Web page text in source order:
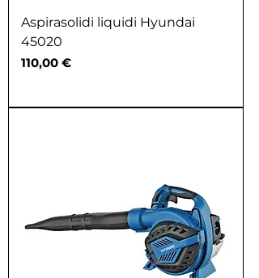
Aspirasolidi liquidi Hyundai
45020
Prezzo
110,00 €